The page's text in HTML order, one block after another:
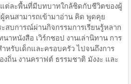
ะพื้นที่มีบทบาทใกล้ชิดกับชีวิตของผู้
นสามารถเข้ามาอ่าน คิด พูดคุย
สบการณ์ผ่านกิจกรรมการเรียนรู้หลาก
าหนังสือ เวิร์กชอป งานเล่านิทาน การ
หรับเด็กและครอบครัว ไปจนถึงการ
งถิ่น งานคราฟต์ ธรรมชาติ มังงะ และ